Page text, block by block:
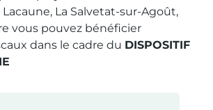
La Salvetat-sur-Agoût,
vous pouvez bénéficier
dans le cadre du DISPOSITIF